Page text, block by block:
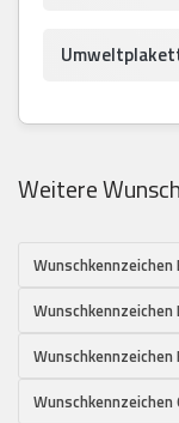
Weitere
Wunschkennzeichen
Wunschkennzeichen